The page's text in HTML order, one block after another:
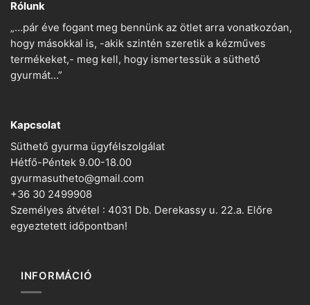
Rólunk
„…pár éve fogant meg bennünk az ötlet arra vonatkozóan,
hogy másokkal is, -akik szintén szeretik a kézműves
termékeket,- meg kell, hogy ismertessük a süthető
gyurmát…”
Kapcsolat
Süthető gyurma ügyfélszolgálat
Hétfő-Péntek 9.00-18.00
gyurmasutheto@gmail.com
+36 30 2499908
Személyes átvétel : 4031 Db. Derekassy u. 22.a. Előre
egyeztetett időpontban!
INFORMÁCIÓ